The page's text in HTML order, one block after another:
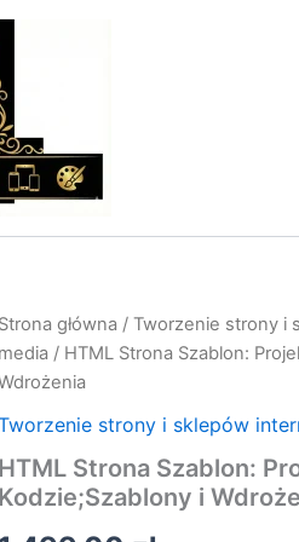
Strona główna / Tworzenie strony i
media / HTML Strona Szablon:
strony i sklepów
HTML Strona Szablon:
Kodzie;Szablony i
ilość
HTML
Szablon:
Czystym
Kodzie;Szablony
Wdrożenia